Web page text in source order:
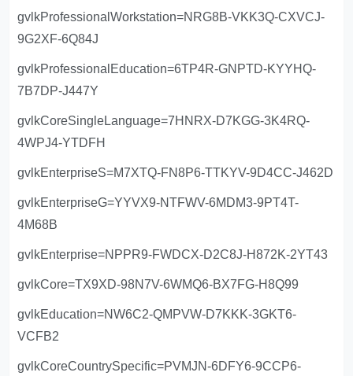
gvlkProfessionalWorkstation=NRG8B-VKK3Q-CXVCJ-
9G2XF-6Q84J
gvlkProfessionalEducation=6TP4R-GNPTD-KYYHQ-
7B7DP-J447Y
gvlkCoreSingleLanguage=7HNRX-D7KGG-3K4RQ-
4WPJ4-YTDFH
gvlkEnterpriseS=M7XTQ-FN8P6-TTKYV-9D4CC-J462D
gvlkEnterpriseG=YYVX9-NTFWV-6MDM3-9PT4T-
4M68B
gvlkEnterprise=NPPR9-FWDCX-D2C8J-H872K-2YT43
gvlkCore=TX9XD-98N7V-6WMQ6-BX7FG-H8Q99
gvlkEducation=NW6C2-QMPVW-D7KKK-3GKT6-
VCFB2
gvlkCoreCountrySpecific=PVMJN-6DFY6-9CCP6-